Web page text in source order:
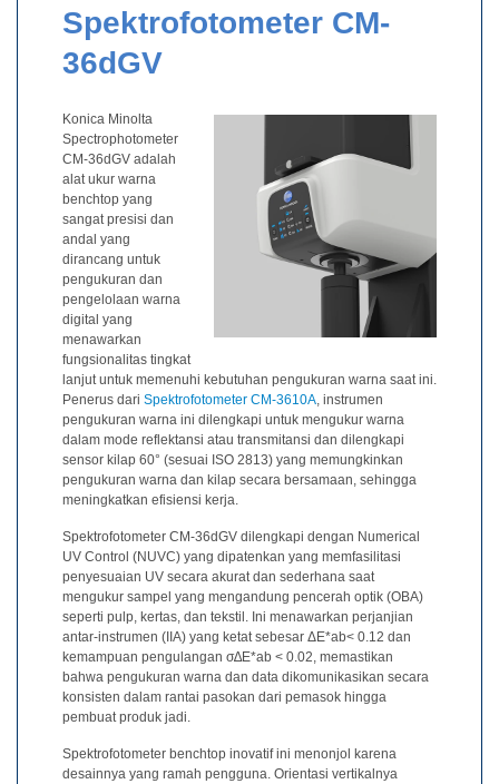
Cahaya
Pengukuran
Tampilan
Produk
Dihentikan
Sumber
Unduh
Katalog
Unduh
Perangkat
Lunak
Unduhan
Manual
Pendidikan
Video
Youtube
Pembelajaran
Warna
Spektrofotometer CM-
36dGV
Konica Minolta
Spectrophotometer
CM-36dGV adalah
alat ukur warna
benchtop yang
sangat presisi dan
andal yang
dirancang untuk
pengukuran dan
pengelolaan warna
digital yang
menawarkan
fungsionalitas tingkat
lanjut untuk memenuhi kebutuhan pengukuran warna saat ini.
Penerus dari Spektrofotometer CM-3610A, instrumen
pengukuran warna ini dilengkapi untuk mengukur warna
dalam mode reflektansi atau transmitansi dan dilengkapi
sensor kilap 60° (sesuai ISO 2813) yang memungkinkan
pengukuran warna dan kilap secara bersamaan, sehingga
meningkatkan efisiensi kerja.
Spektrofotometer CM-36dGV dilengkapi dengan Numerical
UV Control (NUVC) yang dipatenkan yang memfasilitasi
penyesuaian UV secara akurat dan sederhana saat
mengukur sampel yang mengandung pencerah optik (OBA)
seperti pulp, kertas, dan tekstil. Ini menawarkan perjanjian
antar-instrumen (IIA) yang ketat sebesar ΔE*ab< 0.12 dan
kemampuan pengulangan σ∆E*ab < 0.02, memastikan
bahwa pengukuran warna dan data dikomunikasikan secara
konsisten dalam rantai pasokan dari pemasok hingga
pembuat produk jadi.
Spektrofotometer benchtop inovatif ini menonjol karena
desainnya yang ramah pengguna. Orientasi vertikalnya